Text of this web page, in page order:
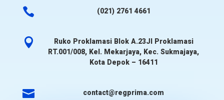
 (021) 2761 4661

Ruko Proklamasi Blok A.23Jl Proklamasi
RT.001/008, Kel. Mekarjaya, Kec. Sukmajaya,
Kota Depok – 16411
 contact@regprima.com